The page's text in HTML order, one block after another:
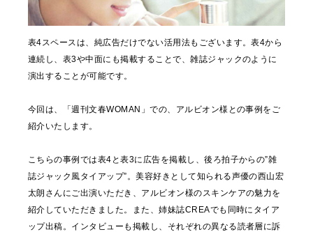
表4スペースは、純広告だけでない活用法もございます。表4から
連続し、表3や中面にも掲載することで、雑誌ジャックのように
演出することが可能です。
今回は、「週刊文春WOMAN」での、アルビオン様との事例をご
紹介いたします。
こちらの事例では表4と表3に広告を掲載し、後ろ拍子からの”雑
誌ジャック風タイアップ”。美容好きとして知られる声優の西山宏
太朗さんにご出演いただき、アルビオン様のスキンケアの魅力を
紹介していただきました。また、姉妹誌CREAでも同時にタイア
ップ出稿。インタビューも掲載し、それぞれの異なる読者層に訴